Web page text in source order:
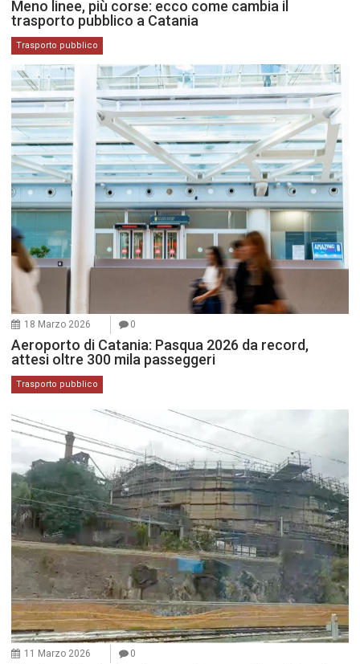
Meno linee, più corse: ecco come cambia il
trasporto pubblico a Catania
Trasporto pubblico
18 Marzo 2026 0
Aeroporto di Catania: Pasqua 2026 da record,
attesi oltre 300 mila passeggeri
Trasporto pubblico
11 Marzo 2026 0